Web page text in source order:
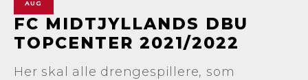
AUG
FC MIDTJYLLANDS DBU
TOPCENTER 2021/2022
Her skal alle drengespillere, som